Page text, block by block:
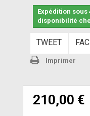
Expédition sous
disponibilité
TWEET
Imprimer
210,00 €